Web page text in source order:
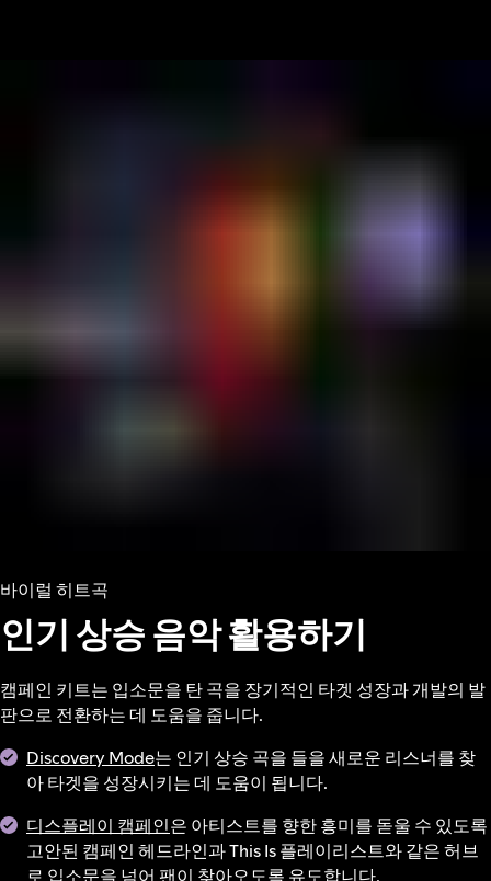
바이럴 히트곡
인기 상승 음악 활용하기
캠페인 키트는 입소문을 탄 곡을 장기적인 타겟 성장과 개발의 발
판으로 전환하는 데 도움을 줍니다.
Discovery Mode는 인기 상승 곡을 들을 새로운 리스너를 찾
아 타겟을 성장시키는 데 도움이 됩니다.
디스플레이 캠페인은 아티스트를 향한 흥미를 돋울 수 있도록
고안된 캠페인 헤드라인과 This Is 플레이리스트와 같은 허브
로 입소문을 넘어 팬이 찾아오도록 유도합니다.